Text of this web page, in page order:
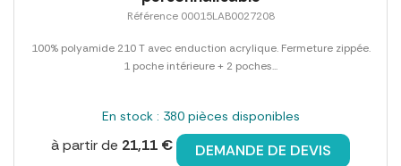
Référence 00015LAB0027208
100% polyamide 210 T avec enduction acrylique. Fermeture zippée.
1 poche intérieure + 2 poches...
En stock : 380 pièces disponibles
à partir de 21,11 € DEMANDE DE DEVIS